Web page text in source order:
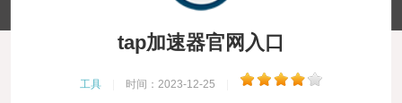
tap加速器官网入口
工具 时间：2023-12-25